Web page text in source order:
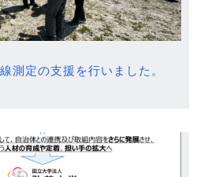
測定の支援を行いました。